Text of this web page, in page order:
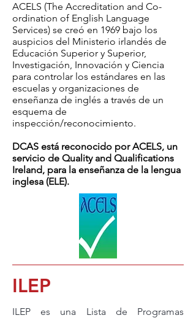
ACELS (The Accreditation and Co-
ordination of English Language
Services) se creó en 1969 bajo los
auspicios del Ministerio irlandés de
Educación Superior y Superior,
Investigación, Innovación y Ciencia
para controlar los estándares en las
escuelas y organizaciones de
enseñanza de inglés a través de un
esquema de
inspección/reconocimiento.
DCAS está reconocido por ACELS, un
servicio de Quality and Qualifications
Ireland, para la enseñanza de la lengua
inglesa (ELE).
ILEP
ILEP es una Lista de Programas